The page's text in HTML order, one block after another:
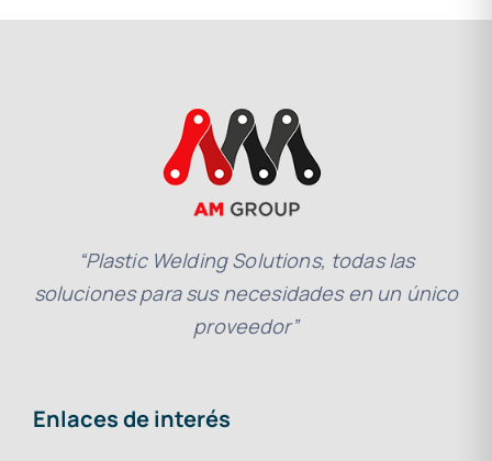
“Plastic Welding Solutions, todas las
soluciones para sus necesidades en un único
proveedor”
Enlaces de interés